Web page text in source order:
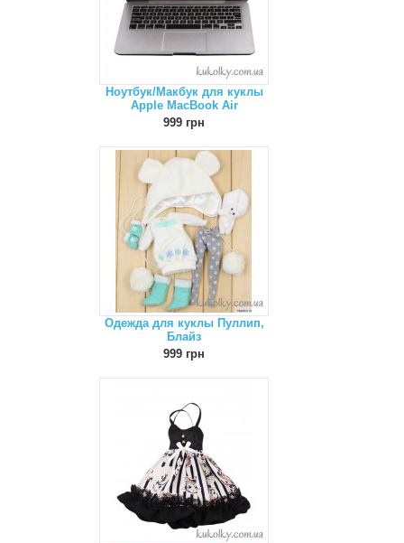
Ноутбук/Макбук для куклы
Apple MacBook Air
999 грн
Одежда для куклы Пуллип,
Блайз
999 грн